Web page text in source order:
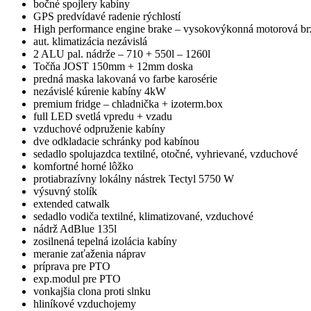
bočné spojlery kabíny
GPS predvídavé radenie rýchlostí
High performance engine brake – vysokovýkonná motorová
aut. klimatizácia nezávislá
2 ALU pal. nádrže – 710 + 550l – 1260l
Točňa JOST 150mm + 12mm doska
predná maska lakovaná vo farbe karosérie
nezávislé kúrenie kabíny 4kW
premium fridge – chladnička + izoterm.box
full LED svetlá vpredu + vzadu
vzduchové odpruženie kabíny
dve odkladacie schránky pod kabínou
sedadlo spolujazdca textilné, otočné, vyhrievané, vzduchové
komfortné horné lôžko
protiabrazívny lokálny nástrek Tectyl 5750 W
výsuvný stolík
extended catwalk
sedadlo vodiča textilné, klimatizované, vzduchové
nádrž AdBlue 135l
zosilnená tepelná izolácia kabíny
meranie zaťaženia náprav
príprava pre PTO
exp.modul pre PTO
vonkajšia clona proti slnku
hliníkové vzduchojemy